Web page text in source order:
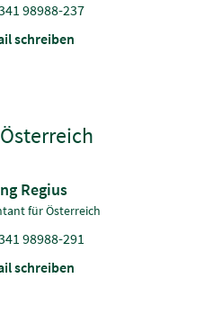
98988-237
schreiben
Regius
für Österreich
98988-291
schreiben